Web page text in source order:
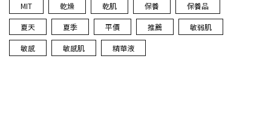
MIT 乾燥 乾肌 保養 保養品
夏天 夏季 平價 推薦 敏弱肌
敏感 敏感肌 精華液